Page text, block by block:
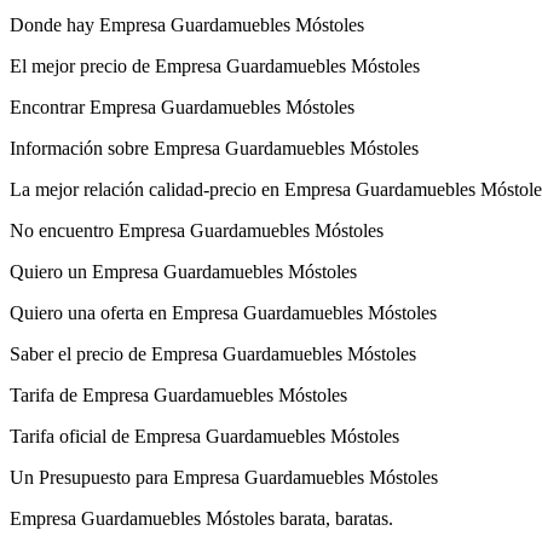
Donde hay Empresa Guardamuebles Móstoles
El mejor precio de Empresa Guardamuebles Móstoles
Encontrar Empresa Guardamuebles Móstoles
Información sobre Empresa Guardamuebles Móstoles
La mejor relación calidad-precio en Empresa Guardamuebles
No encuentro Empresa Guardamuebles Móstoles
Quiero un Empresa Guardamuebles Móstoles
Quiero una oferta en Empresa Guardamuebles Móstoles
Saber el precio de Empresa Guardamuebles Móstoles
Tarifa de Empresa Guardamuebles Móstoles
Tarifa oficial de Empresa Guardamuebles Móstoles
Un Presupuesto para Empresa Guardamuebles Móstoles
Empresa Guardamuebles Móstoles barata, baratas.